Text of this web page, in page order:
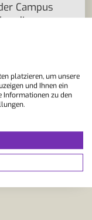
Campus
Englisch
bietet
platzieren, um unsere
und Ihnen ein
Informationen zu den